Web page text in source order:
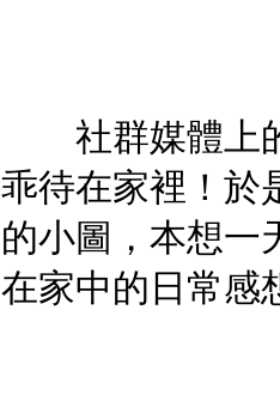
社群媒體上的
乖待在家裡！於
的小圖，本想一
在家中的日常感